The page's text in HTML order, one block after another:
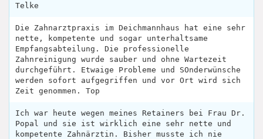
Telke
Die Zahnarztpraxis im Deichmannhaus hat eine sehr
nette, kompetente und sogar unterhaltsame
Empfangsabteilung. Die professionelle
Zahnreinigung wurde sauber und ohne Wartezeit
durchgeführt. Etwaige Probleme und SOnderwünsche
werden sofort aufgegriffen und vor Ort wird sich
Zeit genommen. Top
Ich war heute wegen meines Retainers bei Frau Dr.
Popal und sie ist wirklich eine sehr nette und
kompetente Zahnärztin. Bisher musste ich nie